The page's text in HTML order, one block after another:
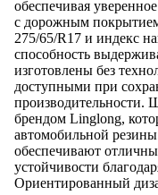
обеспечивая
с дорожным
275/65/R17 и индекс
способность
изготовлены без
доступными при
производительности.
брендом Linglong,
автомобильной
обеспечивают
устойчивости
Ориентированный